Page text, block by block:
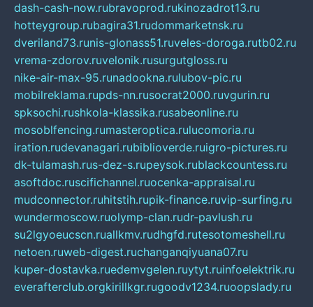
dash-cash-now.rubravoprod.rukinozadrot13.ru
hotteygroup.rubagira31.rudommarketnsk.ru
dveriland73.runis-glonass51.ruveles-doroga.rutb02.ru
vrema-zdorov.ruvelonik.rusurgutgloss.ru
nike-air-max-95.runadookna.rulubov-pic.ru
mobilreklama.rupds-nn.rusocrat2000.ruvgurin.ru
spksochi.rushkola-klassika.rusabeonline.ru
mosoblfencing.rumasteroptica.rulucomoria.ru
iration.rudevanagari.rubiblioverde.ruigro-pictures.ru
dk-tulamash.rus-dez-s.rupeysok.rublackcountess.ru
asoftdoc.ruscifichannel.ruocenka-appraisal.ru
mudconnector.ruhitstih.rupik-finance.ruvip-surfing.ru
wundermoscow.ruolymp-clan.rudr-pavlush.ru
su2lgyoeucscn.ruallkmv.rudhgfd.rutesotomeshell.ru
netoen.ruweb-digest.ruchanganqiyuana07.ru
kuper-dostavka.ruedemvgelen.ruytyt.ruinfoelektrik.ru
everafterclub.orgkirillkgr.rugoodv1234.ruoopslady.ru